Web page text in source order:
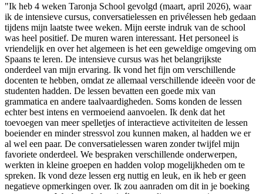
"Ik heb 4 weken Taronja School gevolgd (maart, april 2026), waar
ik de intensieve cursus, conversatielessen en privélessen heb gedaan
tijdens mijn laatste twee weken. Mijn eerste indruk van de school
was heel positief. De muren waren interessant. Het personeel is
vriendelijk en over het algemeen is het een geweldige omgeving om
Spaans te leren. De intensieve cursus was het belangrijkste
onderdeel van mijn ervaring. Ik vond het fijn om verschillende
docenten te hebben, omdat ze allemaal verschillende ideeën voor de
studenten hadden. De lessen bevatten een goede mix van
grammatica en andere taalvaardigheden. Soms konden de lessen
echter best intens en vermoeiend aanvoelen. Ik denk dat het
toevoegen van meer spelletjes of interactieve activiteiten de lessen
boeiender en minder stressvol zou kunnen maken, al hadden we er
al wel een paar. De conversatielessen waren zonder twijfel mijn
favoriete onderdeel. We bespraken verschillende onderwerpen,
werkten in kleine groepen en hadden volop mogelijkheden om te
spreken. Ik vond deze lessen erg nuttig en leuk, en ik heb er geen
negatieve opmerkingen over. Ik zou aanraden om dit in je boeking